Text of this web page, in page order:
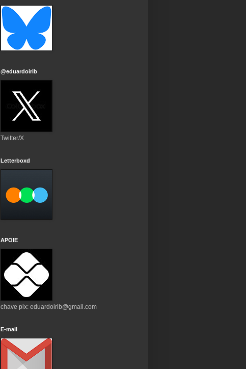
@eduardoirib
Twitter/X
Letterboxd
APOIE
chave pix: eduardoirib@gmail.com
E-mail